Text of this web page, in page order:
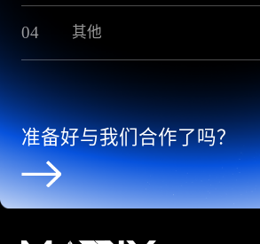
04 其他
准备好与我们合作了吗？